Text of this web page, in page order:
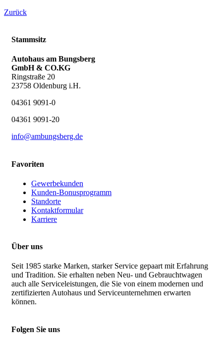
Zurück
Stammsitz
Autohaus am Bungsberg
GmbH & CO.KG
Ringstraße 20
23758 Oldenburg i.H.
04361 9091-0
04361 9091-20
info@ambungsberg.de
Favoriten
Gewerbekunden
Kunden-Bonusprogramm
Standorte
Kontaktformular
Karriere
Über uns
Seit 1985 starke Marken, starker Service gepaart mit Erfahrung
und Tradition. Sie erhalten neben Neu- und Gebrauchtwagen
auch alle Serviceleistungen, die Sie von einem modernen und
zertifizierten Autohaus und Serviceunternehmen erwarten
können.
Folgen Sie uns